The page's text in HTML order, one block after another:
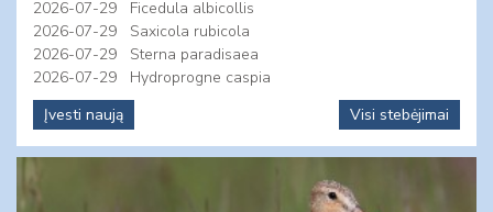
2026-07-29
Ficedula albicollis
2026-07-29
Saxicola rubicola
2026-07-29
Sterna paradisaea
2026-07-29
Hydroprogne caspia
Įvesti naują
Visi stebėjimai